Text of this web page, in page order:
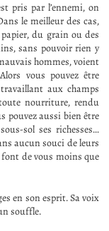
pris par l’ennemi, on
le meilleur des cas,
du grain ou des
sans pouvoir rien y
hommes, voient
vous pouvez être
aux champs
nourriture, rendu
pouvez aussi bien être
sol ses richesses…
aucun souci de leurs
de vous moins que
en son esprit. Sa voix
souffle.